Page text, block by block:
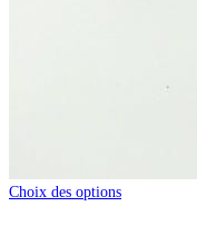
Choix des options